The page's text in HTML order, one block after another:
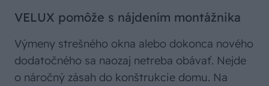
VELUX pomôže s nájdením montážnika
Výmeny strešného okna alebo dokonca nového
dodatočného sa naozaj netreba obávať. Nejde
o náročný zásah do konštrukcie domu. Na